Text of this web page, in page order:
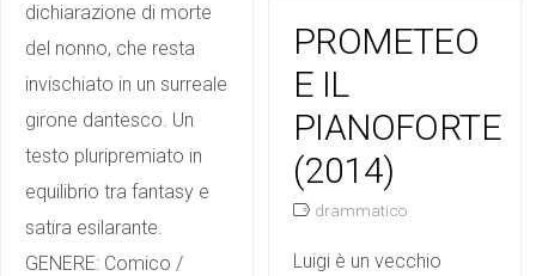
dichiarazione di morte
del nonno, che resta
invischiato in un surreale
girone dantesco. Un
testo pluripremiato in
equilibrio tra fantasy e
satira esilarante.
GENERE: Comico /
PROMETEO
E IL
PIANOFORTE
(2014)
drammatico
Luigi è un vecchio